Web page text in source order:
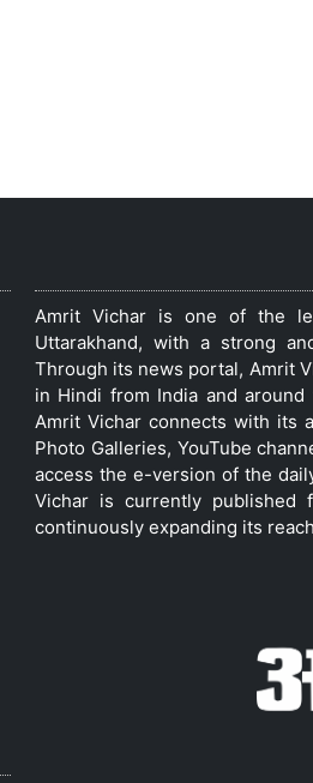
Amrit Vichar is one of the
Uttarakhand, with a strong
Through its news portal, Amrit
in Hindi from India and
Amrit Vichar connects with its
Photo Galleries, YouTube
access the e-version of the
Vichar is currently published
continuously expanding its